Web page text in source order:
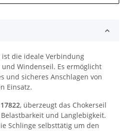
ist die ideale Verbindung
Windenseil. Es ermöglicht
und sicheres Anschlagen von
Einsatz.
, überzeugt das Chokerseil
und Langlebigkeit.
Schlinge selbsttätig um den